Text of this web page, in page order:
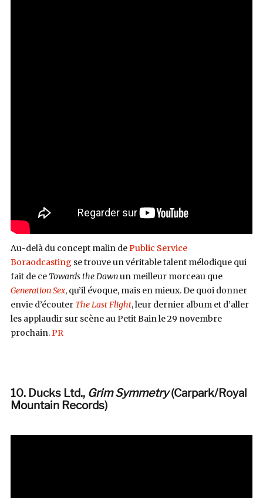
Au-delà du concept malin dePublic Service
Boraodcasting se trouve un véritable talent mélodique qui
fait de ce Towards the Dawnun meilleur morceau que
Generation Sex, qu’il évoque, mais en mieux. De quoi donner
envie d’écouter The Last Flight, leur dernier album et d’aller
les applaudir sur scène au Petit Bain le 29 novembre
prochain.PR
10. Ducks Ltd., Grim Symmetry(Carpark/Royal
Mountain Records)